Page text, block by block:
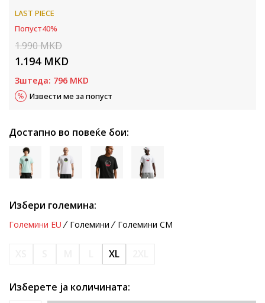
LAST PIECE
Попуст40%
1.990MKD
1.194 MKD
Зштеда: 796 MKD
Извести ме за попуст
Достапно во повеќе бои:
Избери големина:
Големини EU Големини Големини CM
XL
Изберете ја количината: